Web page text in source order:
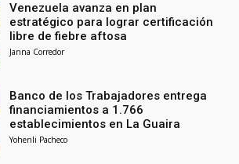
Venezuela avanza en plan
estratégico para lograr certificación
libre de fiebre aftosa
Janna Corredor
Banco de los Trabajadores entrega
financiamientos a 1.766
establecimientos en La Guaira
Yohenli Pacheco